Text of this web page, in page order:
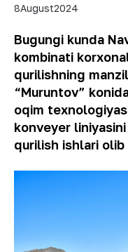
8August2024
Bugungi kunda
kombinati
qurilishning
“Muruntov”
oqim
konveyer
qurilish ishlari